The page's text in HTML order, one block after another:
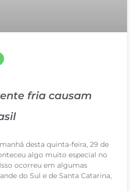
fria causam
desta quinta-feira, 29 de
algo muito especial no
ocorreu em algumas
do Sul e de Santa Catarina,